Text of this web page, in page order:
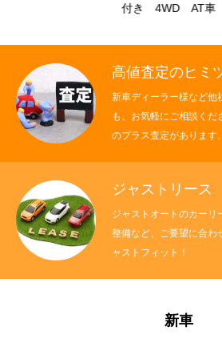
ご納車
ご成約
車磨き
車検
車 ブ
高値査定のヒミ
新車ディーラー様など他
も、お気軽にご相談くだ
のプラス査定があります。
ジャストリース
ジャストオートのカーリ
整備など、ご要望に合わ
ャストフィット！
新車